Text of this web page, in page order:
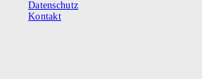
Datenschutz
Kontakt